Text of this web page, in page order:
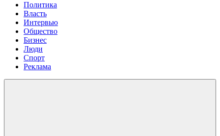
Политика
Власть
Интервью
Общество
Бизнес
Люди
Спорт
Реклама